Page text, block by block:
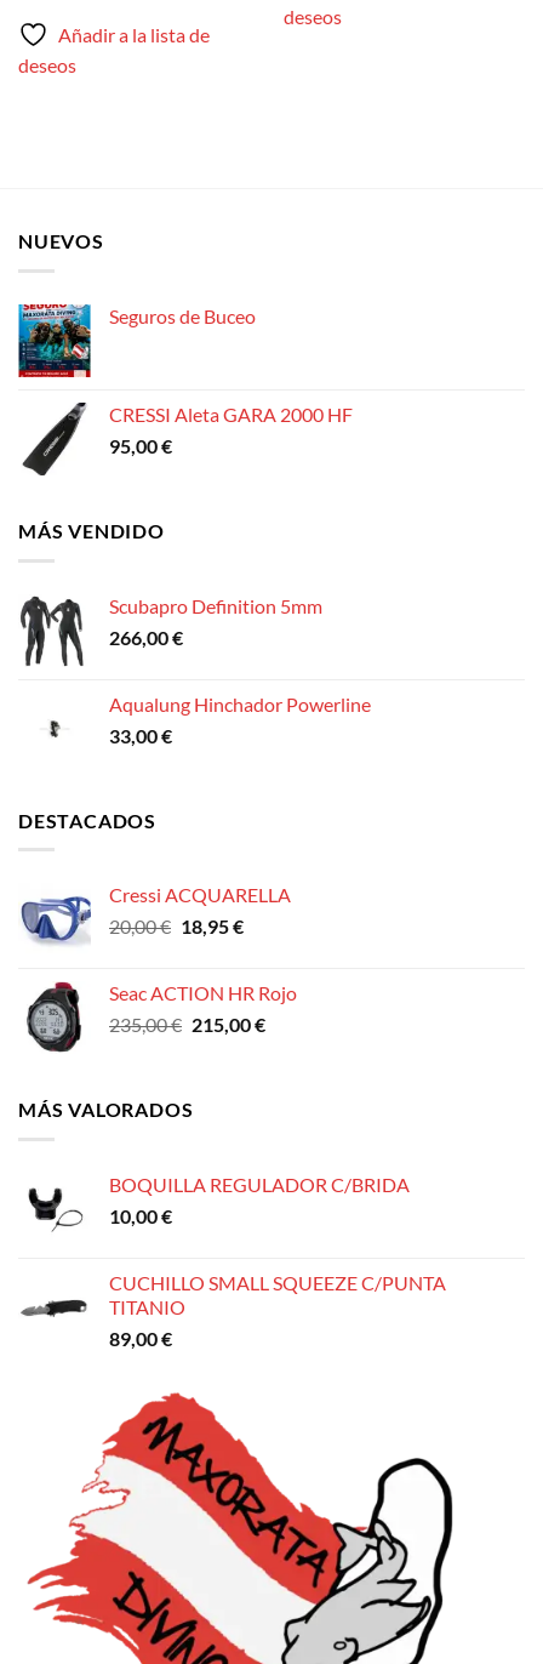
Añadir a la lista de
deseos
deseos
NUEVOS
Seguros de Buceo
CRESSI Aleta GARA 2000 HF
95,00€
MÁS VENDIDO
Scubapro Definition 5mm
266,00€
Aqualung Hinchador Powerline
33,00€
DESTACADOS
Cressi ACQUARELLA
20,00€ El
era:
20,00 €.
18,95€El
es:
18,95 €.
Seac ACTION HR Rojo
235,00€ El
era:
235,00 €.
215,00€El
MÁS VALORADOS
BOQUILLA REGULADOR C/BRIDA
10,00€
CUCHILLO SMALL SQUEEZE C/PUNTA
TITANIO
89,00€